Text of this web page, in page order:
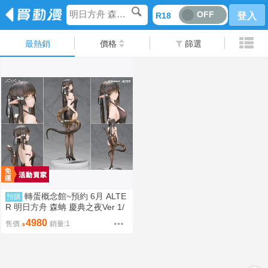
明日方舟 森蚺 慶典之夜Ver 1/7 R18 OFF 登入
最熱銷 價格 篩選
預購 轉蛋概念館~預約 6月 ALTE
R 明日方舟 森蚺 慶典之夜Ver 1/
7 免訂金
售價 4980 銷量:1